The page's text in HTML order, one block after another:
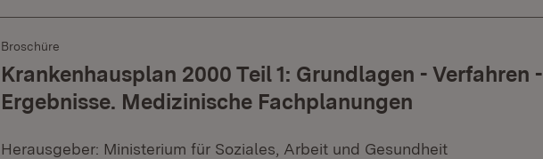
Broschüre
Krankenhausplan 2000 Teil 1: Grundlagen - Verfahren -
Ergebnisse. Medizinische Fachplanungen
Herausgeber: Ministerium für Soziales, Arbeit und Gesundheit